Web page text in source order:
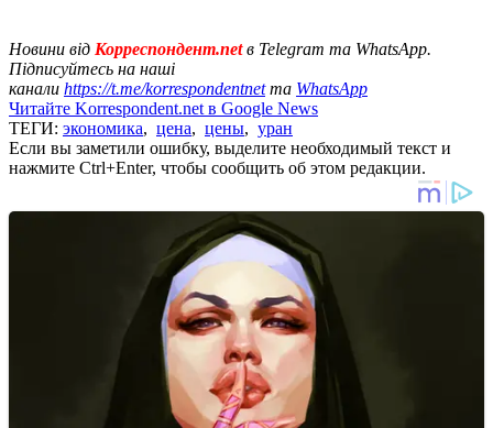
Новини від Корреспондент.netв Telegram та WhatsApp.
Підписуйтесь на наші
канали https://t.me/korrespondentnetта WhatsApp
Читайте Korrespondent.net в Google News
ТЕГИ: экономика, цена, цены, уран
Если вы заметили ошибку, выделите необходимый текст и
нажмите Ctrl+Enter, чтобы сообщить об этом редакции.